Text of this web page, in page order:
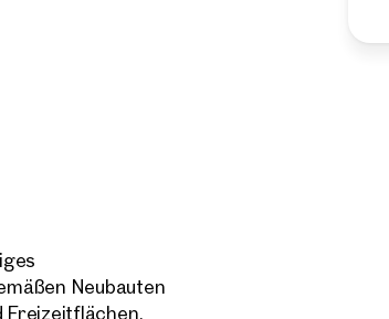
Neubauten
Freizeitflächen.